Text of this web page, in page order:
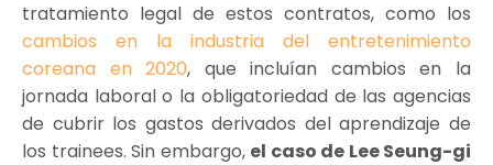
tratamiento legal de estos contratos, como los
cambios en la industria del entretenimiento
coreana en 2020, que incluían cambios en la
jornada laboral o la obligatoriedad de las agencias
de cubrir los gastos derivados del aprendizaje de
los trainees. Sin embargo, el caso de Lee Seung-gi